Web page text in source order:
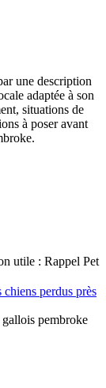
une description
adaptée à son
situations de
à poser avant
utile : Rappel Pet
chiens perdus près
pembroke